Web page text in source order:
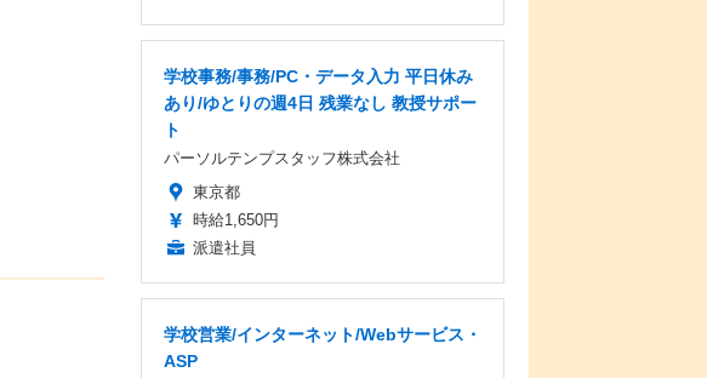
学校事務/事務/PC・データ入力 平日休み
あり/ゆとりの週4日 残業なし 教授サポー
ト
パーソルテンプスタッフ株式会社
東京都
時給1,650円
派遣社員
学校営業/インターネット/Webサービス・
ASP